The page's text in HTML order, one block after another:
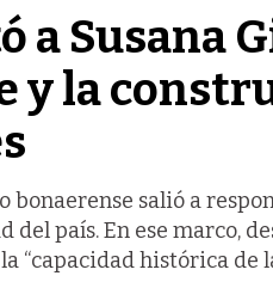
a Susana
y la
bonaerense salió a
del país. En ese marco,
histórica de